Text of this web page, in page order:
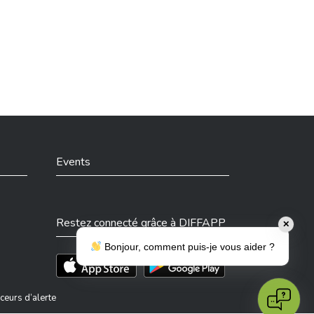
Events
Restez connecté grâce à DIFFAPP
Téléchargez l'app sur l'App StoreTéléchargez l'app sur Play Store
d’alerte
✕
Bonjour, comment puis-je vous aider ?